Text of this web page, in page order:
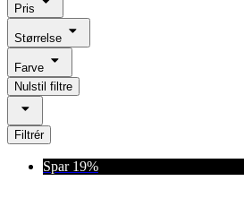
Pris
Størrelse
Farve
Nulstil filtre
Filtrér
Spar 19%